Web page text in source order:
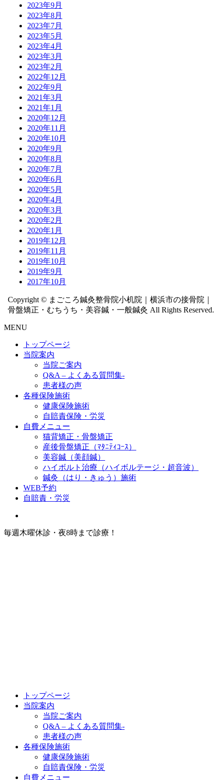
2023年9月
2023年8月
2023年7月
2023年5月
2023年4月
2023年3月
2023年2月
2022年12月
2022年9月
2021年3月
2021年1月
2020年12月
2020年11月
2020年10月
2020年9月
2020年8月
2020年7月
2020年6月
2020年5月
2020年4月
2020年3月
2020年2月
2020年1月
2019年12月
2019年11月
2019年10月
2019年9月
2017年10月
Copyright © まごころ鍼灸整骨院小机院｜横浜市の接骨院｜
骨盤矯正・むちうち・美容鍼・一般鍼灸 All Rights Reserved.
MENU
トップページ
当院案内
当院ご案内
Q&A – よくある質問集-
患者様の声
各種保険施術
健康保険施術
自賠責保険・労災
自費メニュー
猫背矯正・骨盤矯正
産後骨盤矯正（ﾏﾀﾆﾃｨｺｰｽ）
美容鍼（美顔鍼）
ハイボルト治療（ハイボルテージ・超音波）
鍼灸（はり・きゅう）施術
WEB予約
自賠責・労災
毎週木曜休診・夜8時まで診療！
トップページ
当院案内
当院ご案内
Q&A – よくある質問集-
患者様の声
各種保険施術
健康保険施術
自賠責保険・労災
自費メニュー